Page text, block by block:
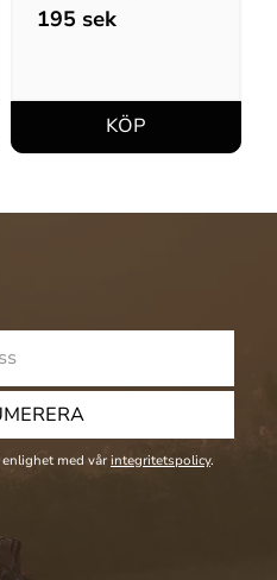
195 sek
med vårintegritetspolicy.